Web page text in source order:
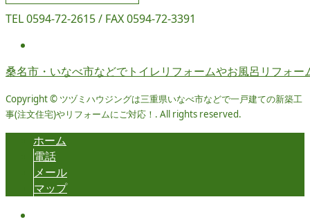
TEL 0594-72-2615 / FAX 0594-72-3391
桑名市・いなべ市などでトイレリフォームやお風呂リフォ
Copyright © ツヅミハウジングは三重県いなべ市などで一戸建ての新築工
事(注文住宅)やリフォームにご対応！. All rights reserved.
ホーム
電話
メール
マップ